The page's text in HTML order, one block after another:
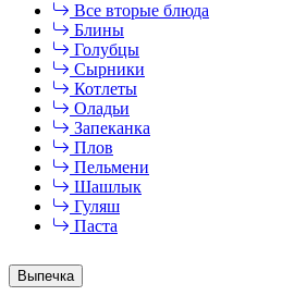
Все вторые блюда
Блины
Голубцы
Сырники
Котлеты
Оладьи
Запеканка
Плов
Пельмени
Шашлык
Гуляш
Паста
Выпечка